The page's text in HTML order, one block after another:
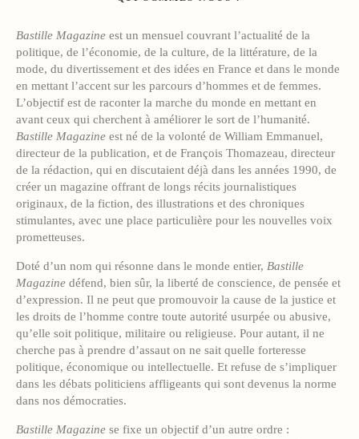
Bastille Magazine est un mensuel couvrant l’actualité de la
politique, de l’économie, de la culture, de la littérature, de la
mode, du divertissement et des idées en France et dans le monde
en mettant l’accent sur les parcours d’hommes et de femmes.
L’objectif est de raconter la marche du monde en mettant en
avant ceux qui cherchent à améliorer le sort de l’humanité.
Bastille Magazine est né de la volonté de William Emmanuel,
directeur de la publication, et de François Thomazeau, directeur
de la rédaction, qui en discutaient déjà dans les années 1990, de
créer un magazine offrant de longs récits journalistiques
originaux, de la fiction, des illustrations et des chroniques
stimulantes, avec une place particulière pour les nouvelles voix
prometteuses.
Doté d’un nom qui résonne dans le monde entier, Bastille
Magazine défend, bien sûr, la liberté de conscience, de pensée et
d’expression. Il ne peut que promouvoir la cause de la justice et
les droits de l’homme contre toute autorité usurpée ou abusive,
qu’elle soit politique, militaire ou religieuse. Pour autant, il ne
cherche pas à prendre d’assaut on ne sait quelle forteresse
politique, économique ou intellectuelle. Et refuse de s’impliquer
dans les débats politiciens affligeants qui sont devenus la norme
dans nos démocraties.
Bastille Magazine se fixe un objectif d’un autre ordre :